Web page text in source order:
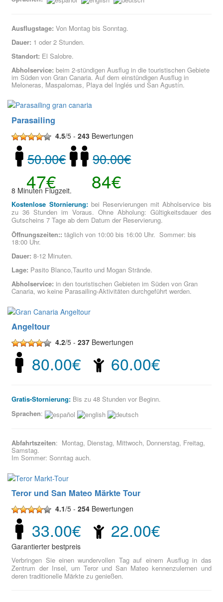
Ausflugstage: Von Montag bis Sonntag.
Dauer: 1 oder 2 Stunden.
Standort: El Salobre.
Abholservice: beim 2-stündigen Ausflug in die touristischen Gebiete
im Süden von Gran Canaria. Auf dem einstündigen Ausflug in
Meloneras, Maspalomas, Playa del Inglés und San Agustín.
Parasailing
4.5/5 -243 Bewertungen
50.00€
47€
90.00€
84€
8 Minuten Flugzeit.
Kostenlose Stornierung:bei Reservierungen mit Abholservice bis
zu 36 Stunden im Voraus. Ohne Abholung: Gültigkeitsdauer des
Gutscheins 7 Tage ab dem Datum der Reservierung.
Öffnungszeiten::täglich von 10:00 bis 16:00 Uhr. Sommer: bis
18:00 Uhr.
Dauer: 8-12 Minuten.
Lage: Pasito Blanco,Taurito und Mogan Strände.
Abholservice: in den touristischen Gebieten im Süden von Gran
Canaria, wo keine Parasailing-Aktivitäten durchgeführt werden.
Angeltour
4.2/5 -237 Bewertungen
80.00€ 60.00€
Gratis-Stornierung: Bis zu 48 Stunden vor Beginn.
Sprachen:
Abfahrtszeiten: Montag, Dienstag, Mittwoch, Donnerstag, Freitag,
Samstag.
Im Sommer: Sonntag auch.
Teror und San Mateo Märkte Tour
4.1/5 -254 Bewertungen
33.00€ 22.00€
Garantierter bestpreis
Verbringen Sie einen wundervollen Tag auf einem Ausflug in das
Zentrum der Insel, um Teror und San Mateo kennenzulernen und
deren traditionelle Märkte zu genießen.